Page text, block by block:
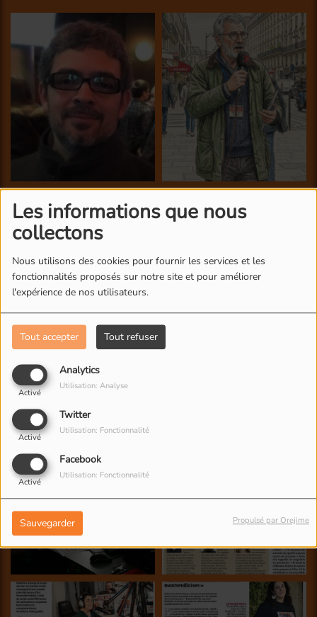
Les informations que nous
collectons
Nous utilisons des cookies pour fournir les services et les
fonctionnalités proposés sur notre site et pour améliorer
l'expérience de nos utilisateurs.
Tout accepter Tout refuser
Analytics
Activé
Utilisation: Analyse
Twitter
Activé
Utilisation: Fonctionnalité
Facebook
Activé
Utilisation: Fonctionnalité
Sauvegarder Propulsé par Orejime
NOS PHOTOS